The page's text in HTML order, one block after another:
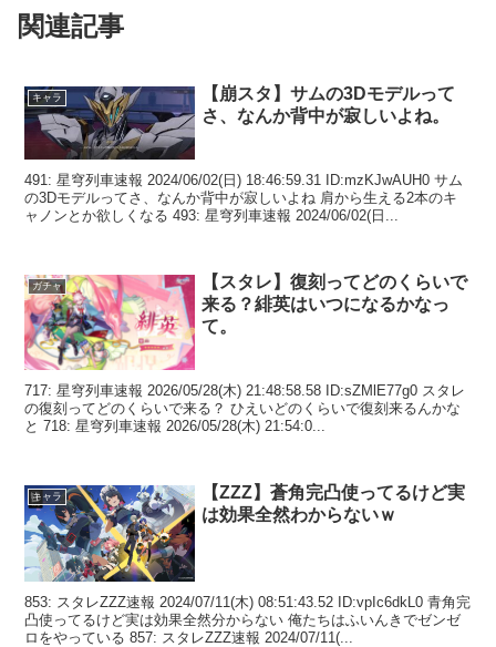
関連記事
キャラ
【崩スタ】サムの3Dモデルって
さ、なんか背中が寂しいよね。
491: 星穹列車速報 2024/06/02(日) 18:46:59.31 ID:mzKJwAUH0 サム
の3Dモデルってさ、なんか背中が寂しいよね 肩から生える2本のキ
ャノンとか欲しくなる 493: 星穹列車速報 2024/06/02(日...
ガチャ
【スタレ】復刻ってどのくらいで
来る？緋英はいつになるかなっ
て。
717: 星穹列車速報 2026/05/28(木) 21:48:58.58 ID:sZMlE77g0 スタレ
の復刻ってどのくらいで来る？ ひえいどのくらいで復刻来るんかな
と 718: 星穹列車速報 2026/05/28(木) 21:54:0...
キャラ
【ZZZ】蒼角完凸使ってるけど実
は効果全然わからないｗ
853: スタレZZZ速報 2024/07/11(木) 08:51:43.52 ID:vpIc6dkL0 青角完
凸使ってるけど実は効果全然分からない 俺たちはふいんきでゼンゼ
ロをやっている 857: スタレZZZ速報 2024/07/11(...